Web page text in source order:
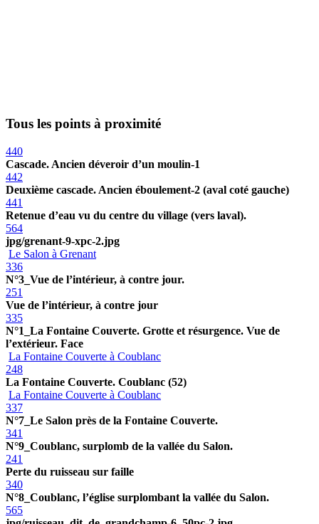
Tous les points à proximité
440
Cascade. Ancien déveroir d’un moulin-1
442
Deuxième cascade. Ancien éboulement-2 (aval coté gauche)
441
Retenue d’eau vu du centre du village (vers laval).
564
jpg/grenant-9-xpc-2.jpg
Le Salon à Grenant
336
N°3_Vue de l’intérieur, à contre jour.
251
Vue de l’intérieur, à contre jour
335
N°1_La Fontaine Couverte. Grotte et résurgence. Vue de
l’extérieur. Face
La Fontaine Couverte à Coublanc
248
La Fontaine Couverte. Coublanc (52)
La Fontaine Couverte à Coublanc
337
N°7_Le Salon près de la Fontaine Couverte.
341
N°9_Coublanc, surplomb de la vallée du Salon.
241
Perte du ruisseau sur faille
340
N°8_Coublanc, l’église surplombant la vallée du Salon.
565